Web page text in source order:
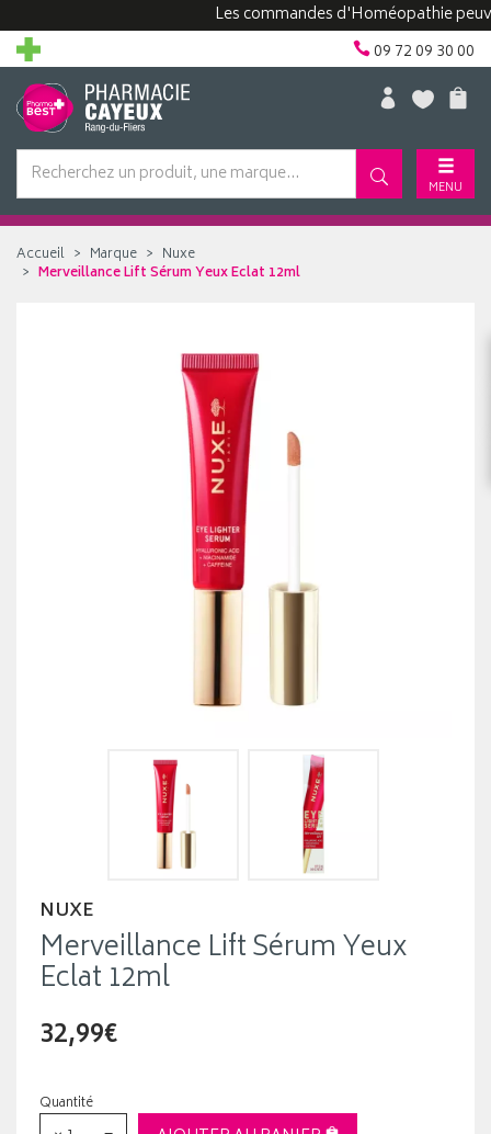
Les commandes d'Homéopathie peuvent
09 72 09 30 00
MENU
Accueil Marque
Nuxe
Merveillance Lift Sérum Yeux Eclat 12ml
NUXE
Merveillance Lift Sérum Yeux
Eclat 12ml
32,99€
Quantité